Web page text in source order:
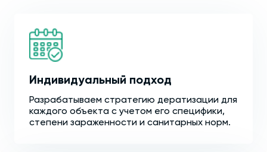
Индивидуальный подход
Разрабатываем стратегию дератизации для
каждого объекта с учетом его специфики,
степени зараженности и санитарных норм.